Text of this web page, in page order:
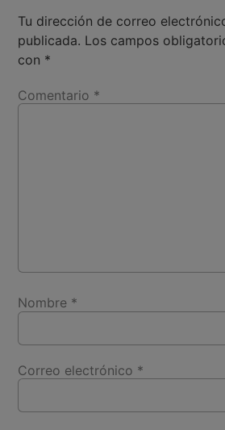
Tu dirección de correo
publicada. Los campos
con *
Comentario *
Nombre *
Correo electrónico *